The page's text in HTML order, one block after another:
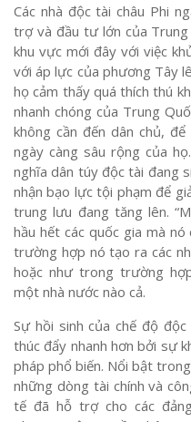
Các nhà độc tài châu Phi
trợ và đầu tư lớn của
khu vực mới đây với việc
với áp lực của phương Tây
họ cảm thấy quá thích thú
nhanh chóng của Trung
không cần đến dân chủ,
ngày càng sâu rộng của
nghĩa dân túy độc tài đang
nhận bạo lực tội phạm để
trung lưu đang tăng lên.
hầu hết các quốc gia mà
trường hợp nó tạo ra các
hoặc như trong trường
một nhà nước nào cả.
Sự hồi sinh của chế độ
thúc đẩy nhanh hơn bởi sự
pháp phổ biến. Nổi bật
những dòng tài chính và
tế đã hỗ trợ cho các